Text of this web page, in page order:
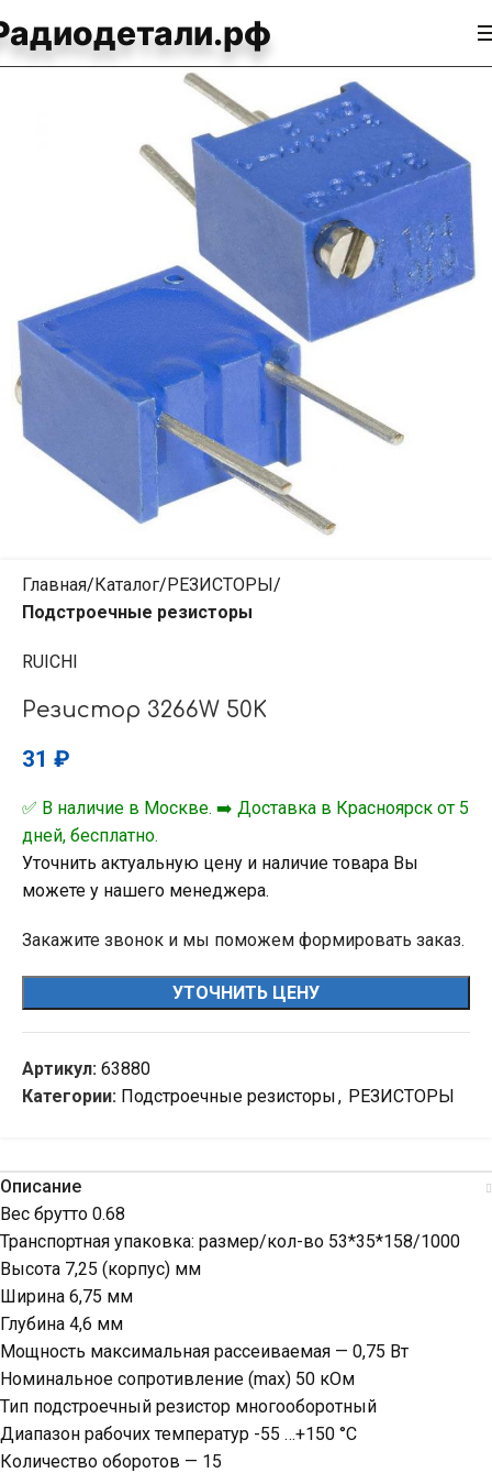
Главная Каталог РЕЗИСТОРЫ
Подстроечные резисторы
RUICHI
Резистор 3266W 50K
31 ₽
✅ В наличие в Москве. ➡️ Доставка в Красноярск от 5
дней, бесплатно.
Уточнить актуальную цену и наличие товара Вы
можете у нашего менеджера.
Закажите звонок и мы поможем формировать заказ.
УТОЧНИТЬ ЦЕНУ
Артикул: 63880
Категории: Подстроечные резисторы, РЕЗИСТОРЫ
Описание
Вес брутто 0.68
Транспортная упаковка: размер/кол-во 53*35*158/1000
Высота 7,25 (корпус) мм
Ширина 6,75 мм
Глубина 4,6 мм
Мощность максимальная рассеиваемая — 0,75 Вт
Номинальное сопротивление (max) 50 кОм
Тип подстроечный резистор многооборотный
Диапазон рабочих температур -55 …+150 °С
Количество оборотов — 15